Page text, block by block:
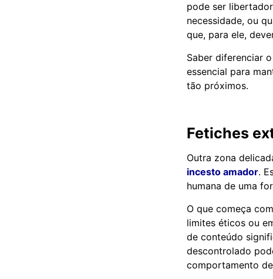
pode ser
necessidade, ou
que, para ele,
Saber diferenciar
essencial para
tão próximos.
Fetiches
Outra zona
incesto amador.
humana de uma
O que começa
limites éticos ou
de conteúdo
descontrolado
comportamento